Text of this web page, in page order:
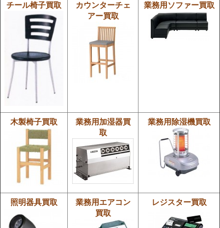
チール椅子買取
カウンターチェ
アー買取
業務用ソファー買取
木製椅子買取
業務用加湿器買
取
業務用除湿機買取
照明器具買取
業務用エアコン
買取
レジスター買取